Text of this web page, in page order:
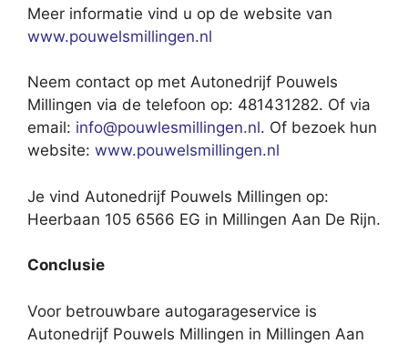
Meer informatie vind u op de website van
www.pouwelsmillingen.nl
Neem contact op met Autonedrijf Pouwels
Millingen via de telefoon op: 481431282. Of via
email: info@pouwlesmillingen.nl. Of bezoek hun
website: www.pouwelsmillingen.nl
Je vind Autonedrijf Pouwels Millingen op:
Heerbaan 105 6566 EG in Millingen Aan De Rijn.
Conclusie
Voor betrouwbare autogarageservice is
Autonedrijf Pouwels Millingen in Millingen Aan